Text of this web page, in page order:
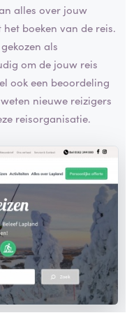
alles over jouw
boeken van de reis.
als
om de jouw reis
ook een beoordeling
nieuwe reizigers
reisorganisatie.